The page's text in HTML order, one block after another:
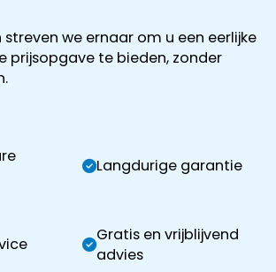
streven we ernaar om u een eerlijke
prijsopgave te bieden, zonder
Langdurige garantie
Gratis en vrijblijvend
advies